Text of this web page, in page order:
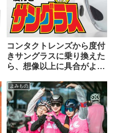
コンタクトレンズから度付
きサングラスに乗り換えた
ら、想像以上に具合がよか
よみもの